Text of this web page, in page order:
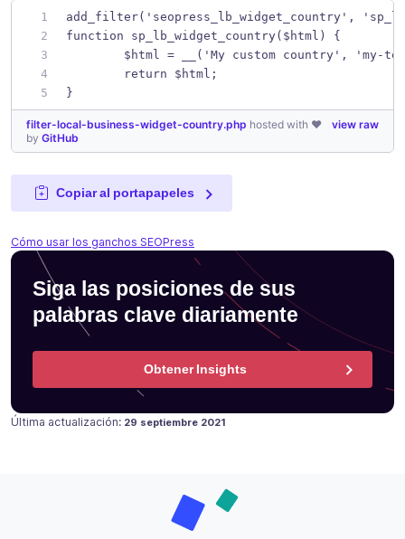
add_filter('seopress_lb_widget_country',
function sp_lb_widget_country($html) {
$html = __('My custom country', 'my-
	return $html;
}
view raw
filter-local-business-widget-country.php hosted with ❤
by GitHub
Copiar al portapapeles
Cómo usar los ganchos SEOPress
Siga las posiciones de sus
palabras clave diariamente
Obtener Insights
Última actualización: Publicado en
17 julio 2021
29 septiembre 2021